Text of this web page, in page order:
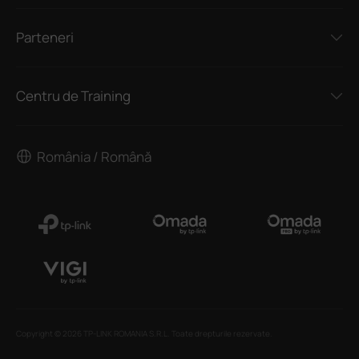
Parteneri
Centru de Training
România / Română
Copyright © 2026 TP-LINK ROMANIA S.R.L. Toate drepturile rezervate.